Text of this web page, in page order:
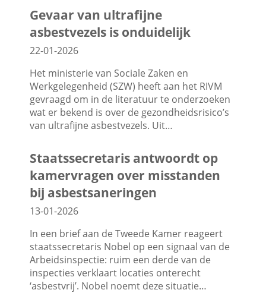
Gevaar van ultrafijne
asbestvezels is onduidelijk
22-01-2026
Het ministerie van Sociale Zaken en
Werkgelegenheid (SZW) heeft aan het RIVM
gevraagd om in de literatuur te onderzoeken
wat er bekend is over de gezondheidsrisico’s
van ultrafijne asbestvezels. Uit…
Staatssecretaris antwoordt op
kamervragen over misstanden
bij asbestsaneringen
13-01-2026
In een brief aan de Tweede Kamer reageert
staatssecretaris Nobel op een signaal van de
Arbeidsinspectie: ruim een derde van de
inspecties verklaart locaties onterecht
‘asbestvrij’. Nobel noemt deze situatie…